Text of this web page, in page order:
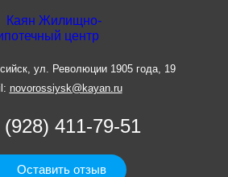
ул. Революции 1905 года, 19
novorossiysk@kayan.ru
(928) 411-79-51
Оставить отзыв